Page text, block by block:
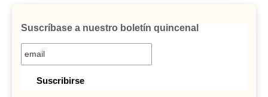
Suscríbase a nuestro boletín quincenal